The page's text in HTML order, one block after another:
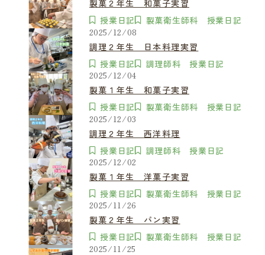
製菓２年生 和菓子実習
授業日記
製菓衛生師科 授業日記
2025/12/08
調理２年生 日本料理実習
授業日記
調理師科 授業日記
2025/12/04
製菓１年生 和菓子実習
授業日記
製菓衛生師科 授業日記
2025/12/03
調理２年生 西洋料理
授業日記
調理師科 授業日記
2025/12/02
製菓１年生 洋菓子実習
授業日記
製菓衛生師科 授業日記
2025/11/26
製菓２年生 パン実習
授業日記
製菓衛生師科 授業日記
2025/11/25